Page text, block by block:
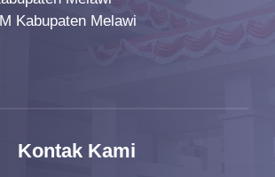
Kabupaten Melawi
Kontak Kami